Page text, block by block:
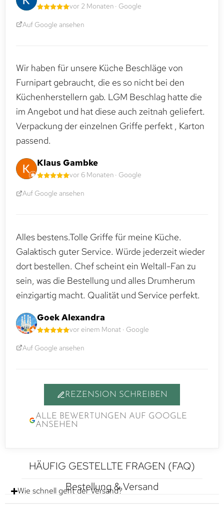
vor 2 Monaten · Google
Auf Google ansehen
Wir haben für unsere Küche Beschläge von
Furnipart gebraucht, die es so nicht bei den
Küchenherstellern gab. LGM Beschlag hatte die
im Angebot und hat diese auch zeitnah geliefert.
Verpackung der einzelnen Griffe perfekt , Karton
passend.
Klaus Gambke
vor 6 Monaten · Google
Auf Google ansehen
Alles bestens.Tolle Griffe für meine Küche.
Galaktisch guter Service. Würde jederzeit wieder
dort bestellen. Chef scheint ein Weltall-Fan zu
sein, was die Bestellung und alles Drumherum
einzigartig macht. Qualität und Service perfekt.
Goek Alexandra
vor einem Monat · Google
Auf Google ansehen
REZENSION SCHREIBEN
ALLE BEWERTUNGEN AUF GOOGLE
ANSEHEN
HÄUFIG GESTELLTE FRAGEN (FAQ)
Bestellung & Versand
Wie schnell geht der Versand?